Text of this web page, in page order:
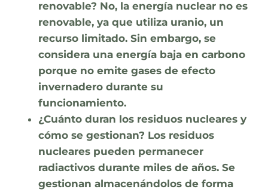
renovable? No, la energía nuclear no es
renovable, ya que utiliza uranio, un
recurso limitado. Sin embargo, se
considera una energía baja en carbono
porque no emite gases de efecto
invernadero durante su
funcionamiento.
¿Cuánto duran los residuos nucleares y
cómo se gestionan? Los residuos
nucleares pueden permanecer
radiactivos durante miles de años. Se
gestionan almacenándolos de forma